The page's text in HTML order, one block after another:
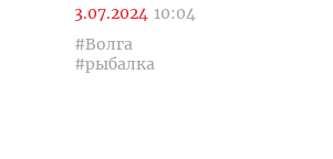
3.07.2024 10:04
#Волга
#рыбалка